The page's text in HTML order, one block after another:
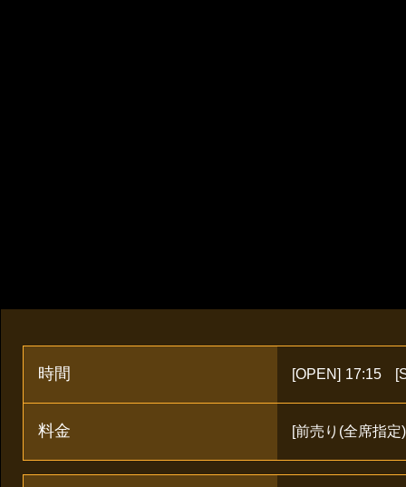
時間 [OPEN] 17:15
料金 [前売り(全席指定